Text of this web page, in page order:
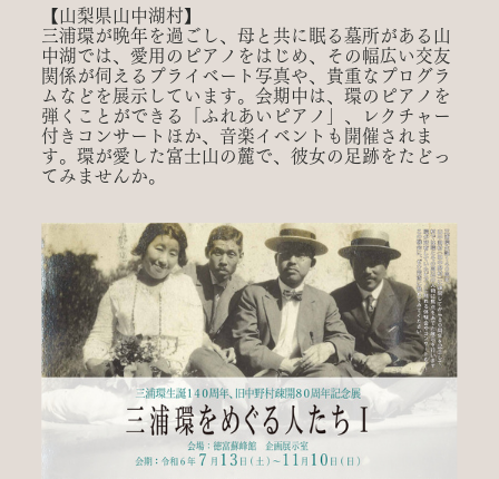
【山梨県山中湖村】
三浦環が晩年を過ごし、母と共に眠る墓所がある山
中湖では、愛用のピアノをはじめ、その幅広い交友
関係が伺えるプライベート​写真や、貴重なプログラ
ムなどを展示しています。会期中は、環のピアノを
弾くことができる「ふれあいピアノ」、レクチャー
付​きコンサートほか、音楽イベントも開催されま
す。環が愛した富士山の麓で、彼女の足跡をたどっ
てみませんか。